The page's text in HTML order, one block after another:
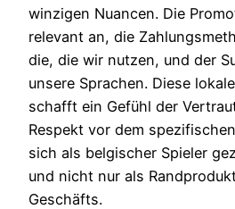
winzigen Nuancen. Die
relevant an, die
die, die wir nutzen, und der
unsere Sprachen. Diese
schafft ein Gefühl der
Respekt vor dem
sich als belgischer Spieler
und nicht nur als
Geschäfts.